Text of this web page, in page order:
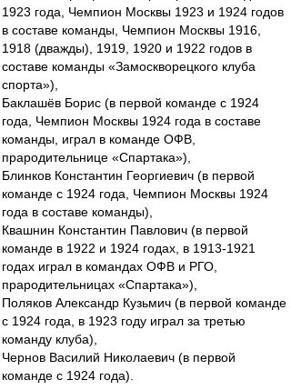
1923 года, Чемпион Москвы 1923 и 1924 годов
в составе команды, Чемпион Москвы 1916,
1918 (дважды), 1919, 1920 и 1922 годов в
составе команды «Замоскворецкого клуба
спорта»),
Баклашёв Борис (в первой команде с 1924
года, Чемпион Москвы 1924 года в составе
команды, играл в команде ОФВ,
прародительнице «Спартака»),
Блинков Константин Георгиевич (в первой
команде с 1924 года, Чемпион Москвы 1924
года в составе команды),
Квашнин Константин Павлович (в первой
команде в 1922 и 1924 годах, в 1913-1921
годах играл в командах ОФВ и РГО,
прародительницах «Спартака»),
Поляков Александр Кузьмич (в первой команде
с 1924 года, в 1923 году играл за третью
команду клуба),
Чернов Василий Николаевич (в первой
команде с 1924 года).